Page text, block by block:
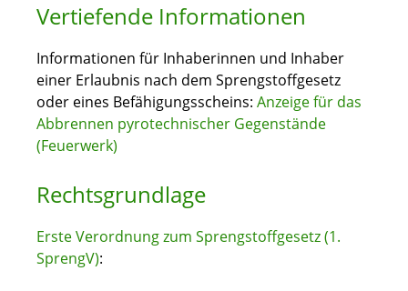
Vertiefende Informationen
Informationen für Inhaberinnen und Inhaber
einer Erlaubnis nach dem Sprengstoffgesetz
oder eines Befähigungsscheins: Anzeige für das
Abbrennen pyrotechnischer Gegenstände
(Feuerwerk)
Rechtsgrundlage
Erste Verordnung zum Sprengstoffgesetz (1.
SprengV):